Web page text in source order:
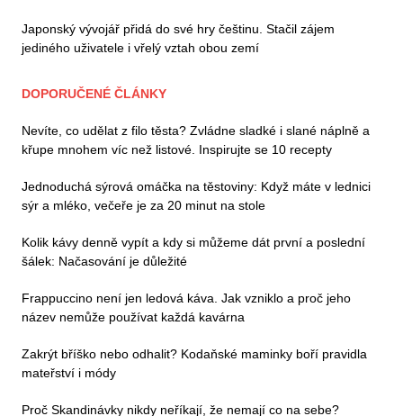
Japonský vývojář přidá do své hry češtinu. Stačil zájem
jediného uživatele i vřelý vztah obou zemí
DOPORUČENÉ ČLÁNKY
Nevíte, co udělat z filo těsta? Zvládne sladké i slané náplně a
křupe mnohem víc než listové. Inspirujte se 10 recepty
Jednoduchá sýrová omáčka na těstoviny: Když máte v lednici
sýr a mléko, večeře je za 20 minut na stole
Kolik kávy denně vypít a kdy si můžeme dát první a poslední
šálek: Načasování je důležité
Frappuccino není jen ledová káva. Jak vzniklo a proč jeho
název nemůže používat každá kavárna
Zakrýt bříško nebo odhalit? Kodaňské maminky boří pravidla
mateřství i módy
Proč Skandinávky nikdy neříkají, že nemají co na sebe?